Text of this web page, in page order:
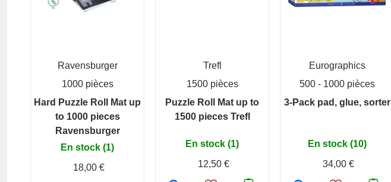
Ravensburger
1000 pièces
Hard Puzzle Roll Mat up
to 1000 pieces
Ravensburger
En stock (1)
18,00 €
Trefl
1500 pièces
Puzzle Roll Mat up to
1500 pieces Trefl
En stock (1)
12,50 €
Eurographics
500 - 1000 pièces
3-Pack pad, glue, sorter
En stock (10)
34,00 €